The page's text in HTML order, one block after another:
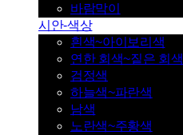
바람막이
시안-색상
흰색~아이보리색
연한 회색~짙은 회색
검정색
하늘색~파란색
남색
노란색~주황색